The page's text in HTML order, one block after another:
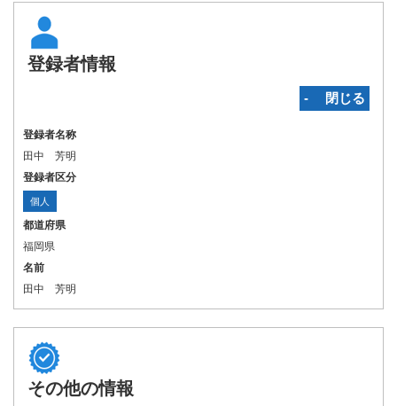
登録者情報
‐ 閉じる
登録者名称
田中 芳明
登録者区分
個人
都道府県
福岡県
名前
田中 芳明
その他の情報